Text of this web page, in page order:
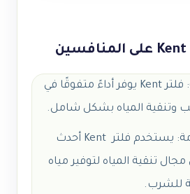
كفاءة عالية: فلتر Kent يوفر أداءً متفوقًا في
وتنقية المياه بشكل شامل.
تقنية متقدمة: يستخدم فلتر Kent أحدث
تنقية المياه لتوفير مياه
للشرب.